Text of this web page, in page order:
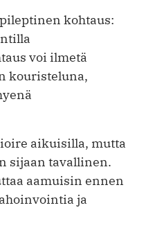
kohtaus:
voi ilmetä
kouristeluna,
aikuisilla, mutta
sijaan tavallinen.
aamuisin ennen
ja